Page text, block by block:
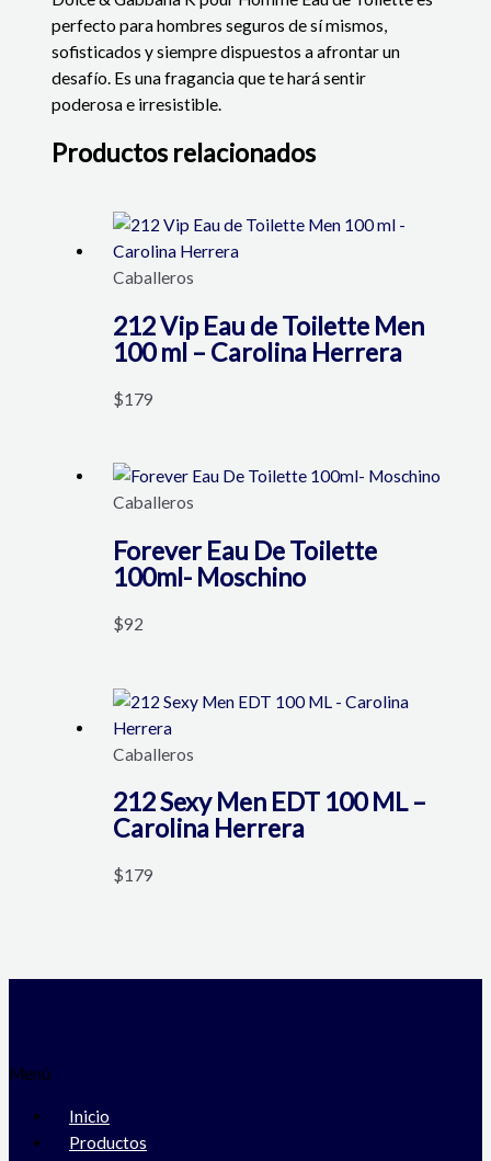
perfecto para hombres seguros de sí mismos,
sofisticados y siempre dispuestos a afrontar un
desafío. Es una fragancia que te hará sentir
poderosa e irresistible.
Productos relacionados
Caballeros
212 Vip Eau de Toilette Men
100 ml – Carolina Herrera
$179
Caballeros
Forever Eau De Toilette
100ml- Moschino
$92
Caballeros
212 Sexy Men EDT 100 ML –
Carolina Herrera
$179
Menú
Inicio
Productos